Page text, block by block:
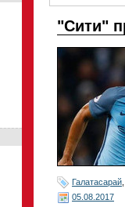
"Сити"
Галатасарай
05.08.2017